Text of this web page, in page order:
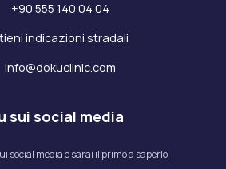
+90 555 140 04 04
indicazioni stradali
info@dokuclinic.com
sui social media
social media e sarai il primo a saperlo.